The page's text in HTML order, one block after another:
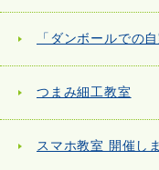
「ダンボールでの
つまみ細工教室
スマホ教室 開催し